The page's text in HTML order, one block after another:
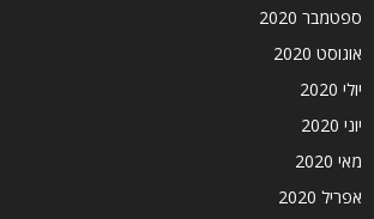
ספטמבר 2020
אוגוסט 2020
יולי 2020
יוני 2020
מאי 2020
אפריל 2020